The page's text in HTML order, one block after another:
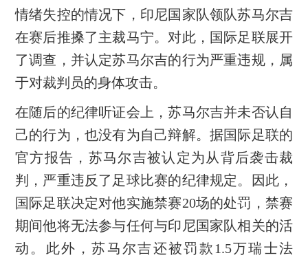
情绪失控的情况下，印尼国家队领队苏马尔吉
在赛后推搡了主裁马宁。对此，国际足联展开
了调查，并认定苏马尔吉的行为严重违规，属
于对裁判员的身体攻击。
在随后的纪律听证会上，苏马尔吉并未否认自
己的行为，也没有为自己辩解。据国际足联的
官方报告，苏马尔吉被认定为从背后袭击裁
判，严重违反了足球比赛的纪律规定。因此，
国际足联决定对他实施禁赛20场的处罚，禁赛
期间他将无法参与任何与印尼国家队相关的活
动。此外，苏马尔吉还被罚款1.5万瑞士法